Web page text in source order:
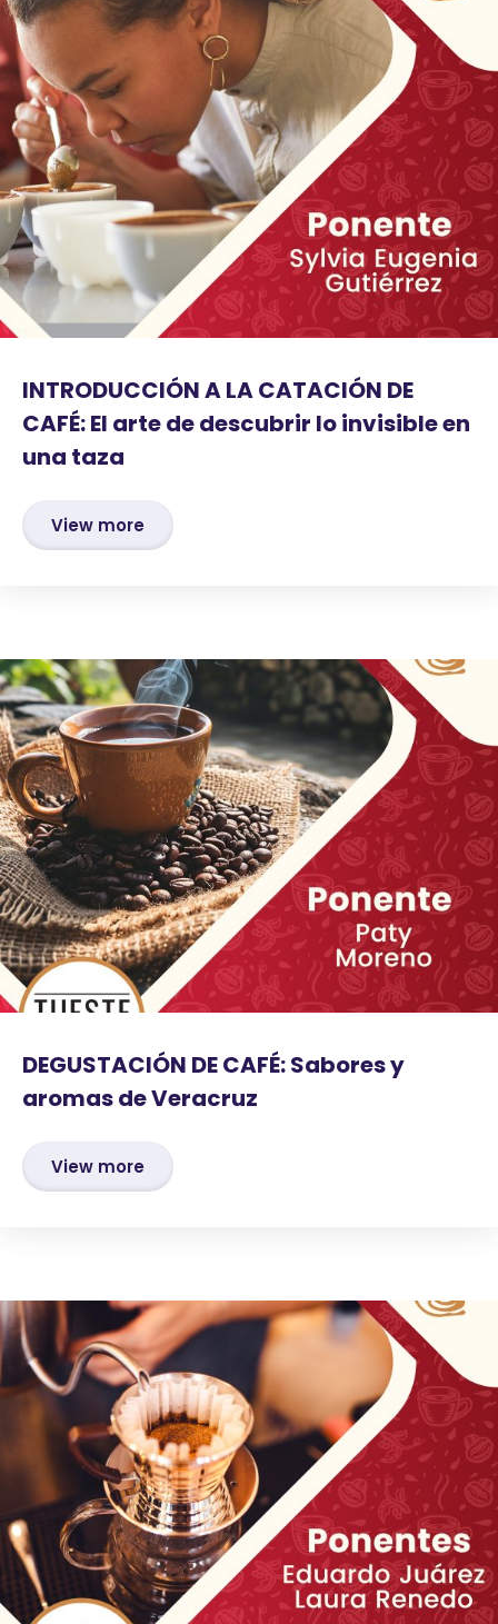
INTRODUCCIÓN A LA CATACIÓN DE
CAFÉ: El arte de descubrir lo invisible en
una taza
View more
DEGUSTACIÓN DE CAFÉ: Sabores y
aromas de Veracruz
View more